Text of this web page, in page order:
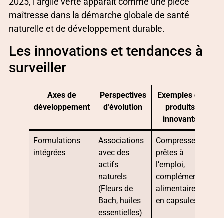
maîtresse dans la démarche globale de santé
naturelle et de développement durable.
Les innovations et tendances à
surveiller
Axes de
développement
Perspectives
d’évolution
Exemples de
produits
innovants
Formulations
intégrées
Associations
avec des
actifs
naturels
(Fleurs de
Bach, huiles
essentielles)
Compresses
prêtes à
l’emploi,
compléments
alimentaires
en capsules